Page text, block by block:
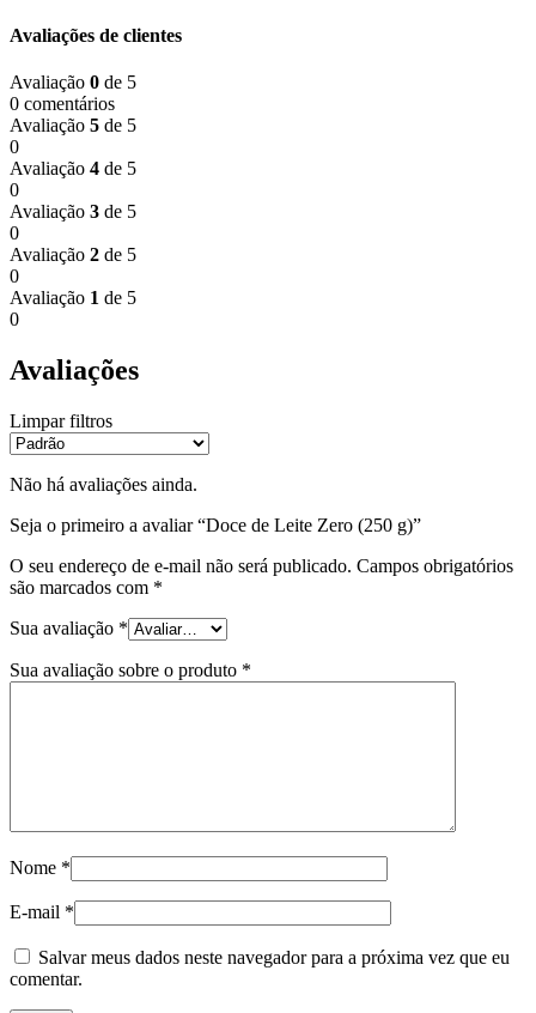
Avaliações de clientes
Avaliação 0 de 5
0 comentários
Avaliação 5 de 5
0
Avaliação 4 de 5
0
Avaliação 3 de 5
0
Avaliação 2 de 5
0
Avaliação 1 de 5
0
Avaliações
Limpar filtros
Não há avaliações ainda.
Seja o primeiro a avaliar “Doce de Leite Zero (250 g)”
O seu endereço de e-mail não será publicado. Campos obrigatórios
são marcados com *
Sua avaliação *
Sua avaliação sobre o produto *
Nome *
E-mail *
Salvar meus dados neste navegador para a próxima vez que eu
comentar.